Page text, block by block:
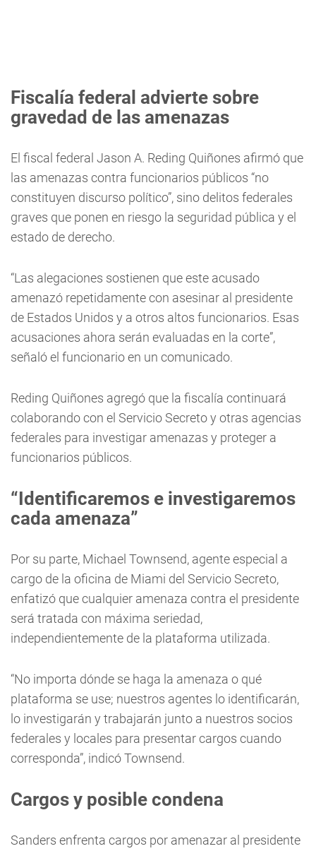
Fiscalía federal advierte sobre
gravedad de las amenazas
El fiscal federal Jason A. Reding Quiñones afirmó que
las amenazas contra funcionarios públicos “no
constituyen discurso político”, sino delitos federales
graves que ponen en riesgo la seguridad pública y el
estado de derecho.
“Las alegaciones sostienen que este acusado
amenazó repetidamente con asesinar al presidente
de Estados Unidos y a otros altos funcionarios. Esas
acusaciones ahora serán evaluadas en la corte”,
señaló el funcionario en un comunicado.
Reding Quiñones agregó que la fiscalía continuará
colaborando con el Servicio Secreto y otras agencias
federales para investigar amenazas y proteger a
funcionarios públicos.
“Identificaremos e investigaremos
cada amenaza”
Por su parte, Michael Townsend, agente especial a
cargo de la oficina de Miami del Servicio Secreto,
enfatizó que cualquier amenaza contra el presidente
será tratada con máxima seriedad,
independientemente de la plataforma utilizada.
“No importa dónde se haga la amenaza o qué
plataforma se use; nuestros agentes lo identificarán,
lo investigarán y trabajarán junto a nuestros socios
federales y locales para presentar cargos cuando
corresponda”, indicó Townsend.
Cargos y posible condena
Sanders enfrenta cargos por amenazar al presidente